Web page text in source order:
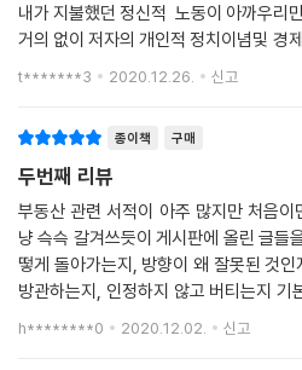
내가 지불했던 정신적 노동이 아까우리
거의 없이 저자의 개인적 정치이념및 경
의 책. 지금껏 읽었던 천권(권수가 아닌
t*******3 2020.12.26. 신고
종이책 구매
두번째 리뷰
부동산 관련 서적이 아주 많지만 처음
냥 슥슥 갈겨쓰듯이 게시판에 올린 글들
떻게 돌아가는지, 방향이 왜 잘못된 것
방관하는지, 인정하지 않고 버티는지 기
부동산에 관심이 없더라도 현 정부의 잘
h********0 2020.12.02. 신고